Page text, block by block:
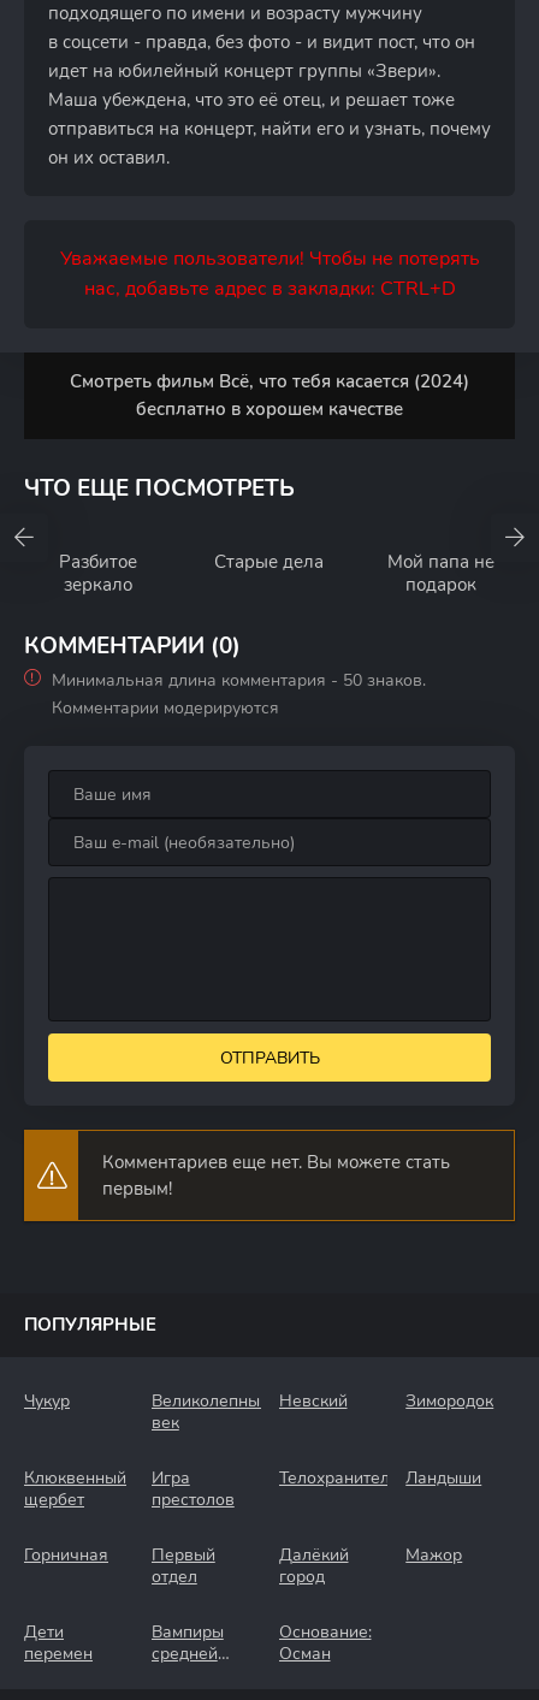
подходящего по имени и возрасту мужчину
в соцсети - правда, без фото - и видит пост, что он
идет на юбилейный концерт группы «Звери».
Маша убеждена, что это её отец, и решает тоже
отправиться на концерт, найти его и узнать, почему
он их оставил.
Уважаемые пользователи! Чтобы не потерять
нас, добавьте адрес в закладки: CTRL+D
Смотреть фильм Всё, что тебя касается (2024)
бесплатно в хорошем качестве
ЧТО ЕЩЕ ПОСМОТРЕТЬ
Разбитое
зеркало
Старые дела
Мой папа не
подарок
КОММЕНТАРИИ (0)
Минимальная длина комментария - 50 знаков.
Комментарии модерируются
ОТПРАВИТЬ
Комментариев еще нет. Вы можете стать
первым!
ПОПУЛЯРНЫЕ
Чукур
Великолепный
век
Невский Зимородок
Клюквенный
щербет
Игра
престолов
Телохранители Ландыши
Горничная
Первый
отдел
Далёкий
город
Мажор
Дети
перемен
Вампиры
средней
Основание:
Осман